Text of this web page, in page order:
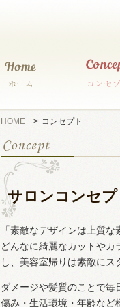
HOME > コンセプト
サロンコンセプ
「素敵なデザインは上質
どんなに綺麗なカットや
し、美容室帰りは素敵にス
ダメージや髪質のことで毎
傷み・生活環境・年齢など